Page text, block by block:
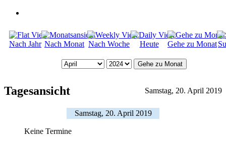
Nach Jahr Nach Monat Nach Woche Heute Gehe zu Monat
Gehe zu Monat
Tagesansicht Samstag, 20. April 2019
Samstag, 20. April 2019
Keine Termine